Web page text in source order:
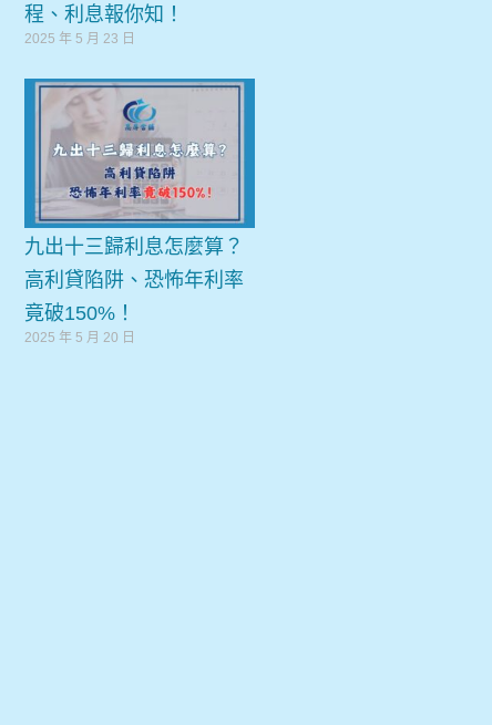
程、利息報你知！
2025 年 5 月 23 日
九出十三歸利息怎麼算？
高利貸陷阱、恐怖年利率
竟破150%！
2025 年 5 月 20 日